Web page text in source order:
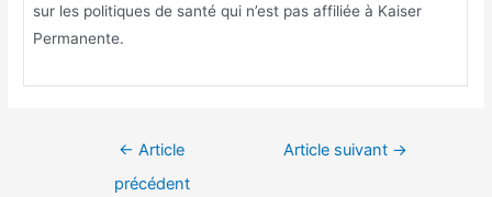
sur les politiques de santé qui n’est pas affiliée à Kaiser
Permanente.
Navigation← Article
précédent
Article suivant →